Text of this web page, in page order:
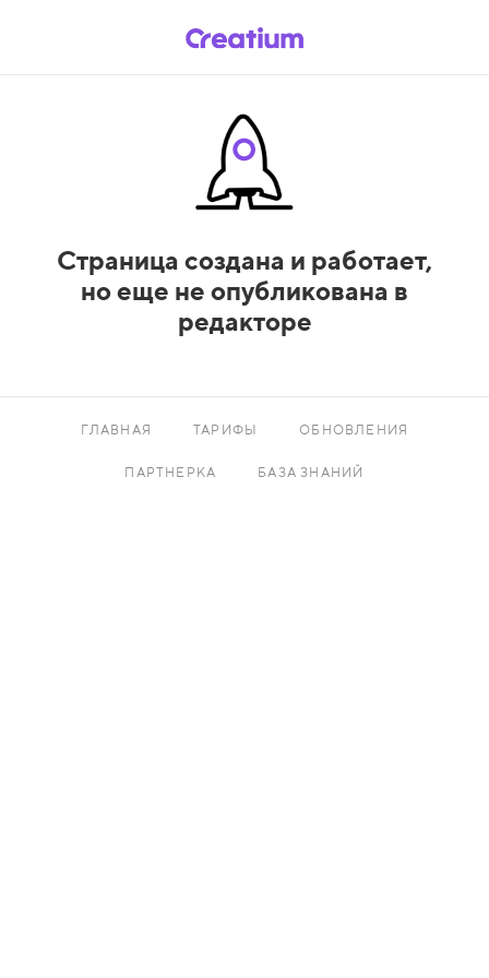
Страница создана и работает,
но еще не опубликована в
редакторе
ГЛАВНАЯ ТАРИФЫ ОБНОВЛЕНИЯ
ПАРТНЕРКА БАЗА ЗНАНИЙ